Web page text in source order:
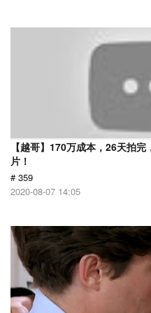
【越哥】170万成本，26天拍
片！
# 359
2020-08-07 14:05